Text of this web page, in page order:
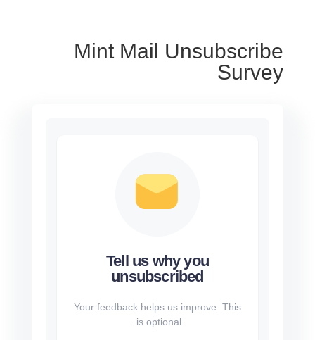
Mint Mail Unsubscribe
Survey
Tell us why you
unsubscribed
Your feedback helps us improve. This
is optional.